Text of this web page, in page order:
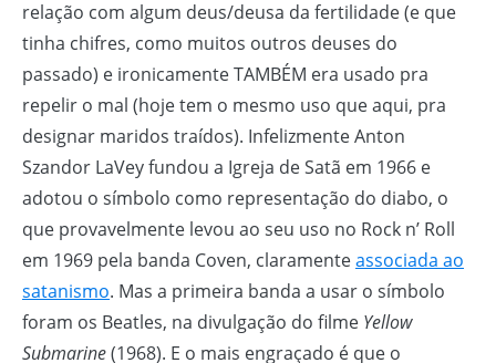
relação com algum deus/deusa da fertilidade (e que
tinha chifres, como muitos outros deuses do
passado) e ironicamente TAMBÉM era usado pra
repelir o mal (hoje tem o mesmo uso que aqui, pra
designar maridos traídos). Infelizmente Anton
Szandor LaVey fundou a Igreja de Satã em 1966 e
adotou o símbolo como representação do diabo, o
que provavelmente levou ao seu uso no Rock n’ Roll
em 1969 pela banda Coven, claramenteassociada ao
satanismo. Mas a primeira banda a usar o símbolo
foram os Beatles, na divulgação do filme Yellow
Submarine(1968). E o mais engraçado é que o